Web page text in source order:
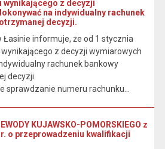
wynikającego z decyzji
na indywidualny rachunek
decyzji.
Łasinie informuje, że od 1 stycznia
wynikającego z decyzji wymiarowych
rachunek bankowy
decyzji.
sprawdzanie numeru rachunku...
KUJAWSKO-POMORSKIEGO z
o przeprowadzeniu kwalifikacji